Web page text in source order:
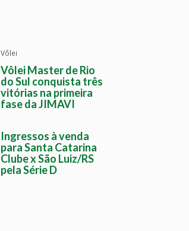
Vôlei
Vôlei Master de Rio
do Sul conquista três
vitórias na primeira
fase da JIMAVI
Ingressos à venda
para Santa Catarina
Clube x São Luiz/RS
pela Série D